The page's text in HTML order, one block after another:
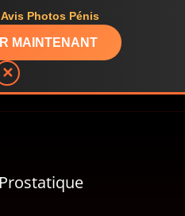
Avis Photos Pénis
MAINTENANT
✕